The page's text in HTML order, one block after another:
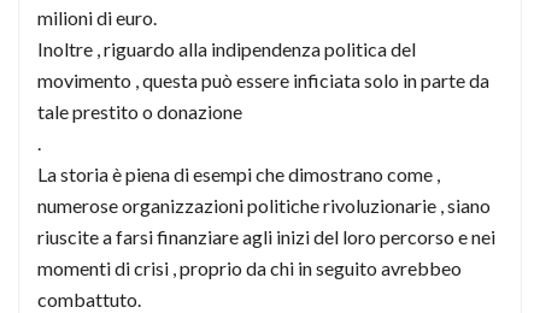
milioni di euro.
Inoltre , riguardo alla indipendenza politica del
movimento , questa può essere inficiata solo in parte da
tale prestito o donazione
.
La storia è piena di esempi che dimostrano come ,
numerose organizzazioni politiche rivoluzionarie , siano
riuscite a farsi finanziare agli inizi del loro percorso e nei
momenti di crisi , proprio da chi in seguito avrebbeo
combattuto.